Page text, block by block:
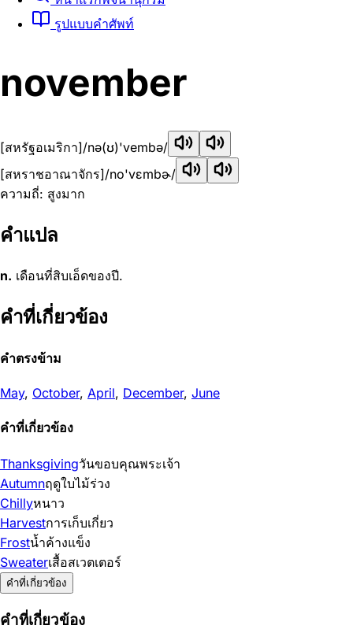
รูปแบบคำศัพท์
november
[สหรัฐอเมริกา]/nə(ʊ)'vembə/
[สหราชอาณาจักร]/no'vɛmbɚ/
ความถี่: สูงมาก
คำแปล
n. เดือนที่สิบเอ็ดของปี.
คำที่เกี่ยวข้อง
คำตรงข้าม
May, October, April, December, June
คำที่เกี่ยวข้อง
Thanksgivingวันขอบคุณพระเจ้า
Autumnฤดูใบไม้ร่วง
Chillyหนาว
Harvestการเก็บเกี่ยว
Frostน้ำค้างแข็ง
Sweaterเสื้อสเวตเตอร์
คำที่เกี่ยวข้อง
คำที่เกี่ยวข้อง